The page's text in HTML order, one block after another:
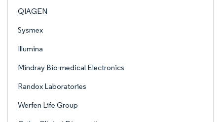
QIAGEN
Sysmex
Illumina
Mindray Bio-medical Electronics
Randox Laboratories
Werfen Life Group